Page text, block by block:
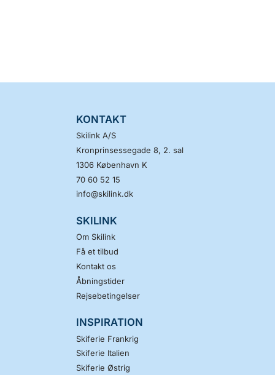
KONTAKT
Skilink A/S
Kronprinsessegade 8, 2. sal
1306 København K
70 60 52 15
info@skilink.dk
SKILINK
Om Skilink
Få et tilbud
Kontakt os
Åbningstider
Rejsebetingelser
INSPIRATION
Skiferie Frankrig
Skiferie Italien
Skiferie Østrig